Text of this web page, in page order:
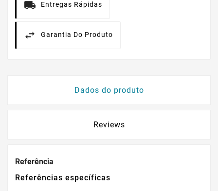
Entregas Rápidas
Garantia Do Produto
Dados do produto
Reviews
Referência
Referências específicas